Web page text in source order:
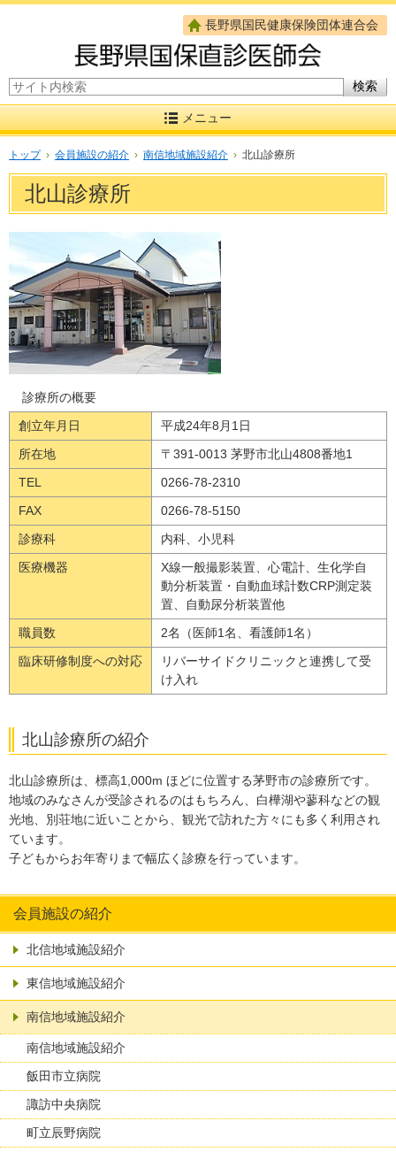
長野県国民健康保険団体連合会
サイト内検索
メニュー
トップ › 会員施設の紹介 › 南信地域施設紹介 › 北山診療所
北山診療所
診療所の概要
創立年月日
平成24年8月1日
所在地
〒391-0013 茅野市北山4808番地1
TEL
0266-78-2310
FAX
0266-78-5150
診療科
内科、小児科
医療機器
X線一般撮影装置、心電計、生化学自
動分析装置・自動血球計数CRP測定装
置、自動尿分析装置他
職員数
2名（医師1名、看護師1名）
臨床研修制度への対応
リバーサイドクリニックと連携して受
け入れ
北山診療所の紹介
北山診療所は、標高1,000m ほどに位置する茅野市の診療所です。
地域のみなさんが受診されるのはもちろん、白樺湖や蓼科などの観
光地、別荘地に近いことから、観光で訪れた方々にも多く利用され
ています。
子どもからお年寄りまで幅広く診療を行っています。
会員施設の紹介
北信地域施設紹介
東信地域施設紹介
南信地域施設紹介
南信地域施設紹介
飯田市立病院
諏訪中央病院
町立辰野病院